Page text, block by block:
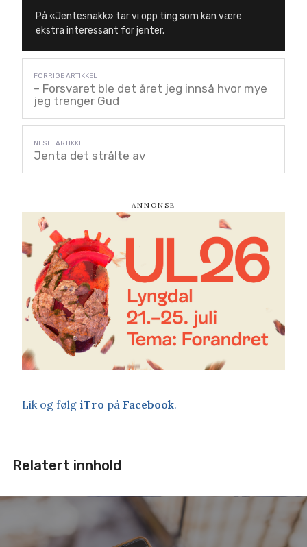
På «Jentesnakk» tar vi opp ting som kan være
ekstra interessant for jenter.
– Forsvaret ble det året jeg innså hvor mye
jeg trenger Gud
Jenta det strålte av
Lik og følg iTro på Facebook.
Relatert innhold